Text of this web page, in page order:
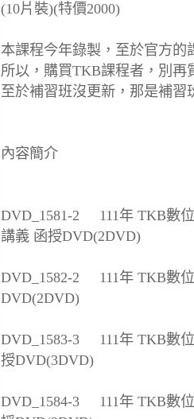
(10片裝)(特價2000)
本課程今年錄製，至於官方
所以，購買TKB課程者，別再
至於補習班沒更新，那是補習
內容簡介
DVD_1581-2 111年 TKB數
講義 函授DVD(2DVD)
DVD_1582-2 111年 TKB數
DVD(2DVD)
DVD_1583-3 111年 TKB數
授DVD(3DVD)
DVD_1584-3 111年 TKB數